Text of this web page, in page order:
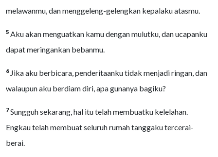
melawanmu, dan menggeleng-gelengkan kepalaku atasmu.
5 Aku akan menguatkan kamu dengan mulutku, dan ucapanku
dapat meringankan bebanmu.
6 Jika aku berbicara, penderitaanku tidak menjadi ringan, dan
walaupun aku berdiam diri, apa gunanya bagiku?
7Sungguh sekarang, hal itu telah membuatku kelelahan.
Engkau telah membuat seluruh rumah tanggaku tercerai-
berai.